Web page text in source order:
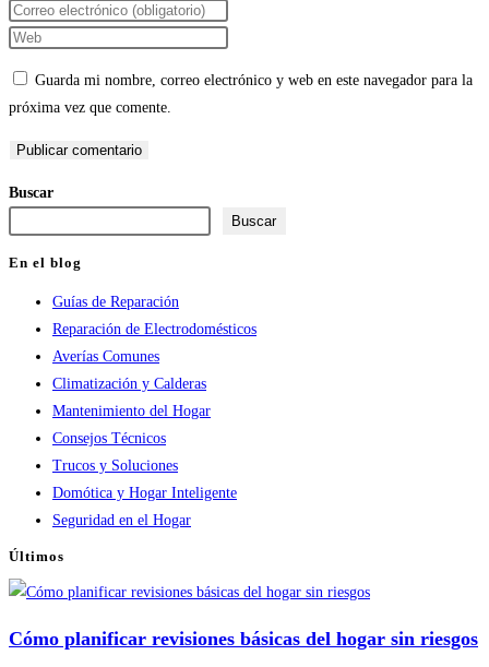
tu
nombre
de
usuario
comentar
Introduce
tu
correo
electrónico
comentar
Introduce
de
tu
(opcional)
Guarda mi nombre, correo electrónico y web en este navegador para la
próxima vez que comente.
Buscar
Buscar
En el blog
Guías de Reparación
Reparación de Electrodomésticos
Averías Comunes
Climatización y Calderas
Mantenimiento del Hogar
Consejos Técnicos
Trucos y Soluciones
Domótica y Hogar Inteligente
Seguridad en el Hogar
Últimos
Cómo planificar revisiones básicas del hogar sin riesgos